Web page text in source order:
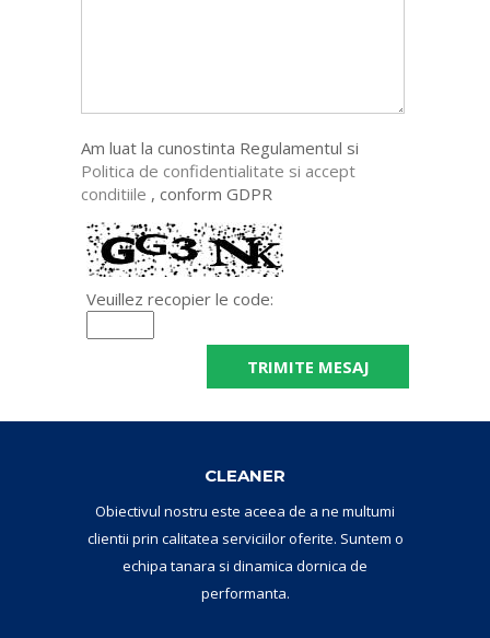
Am luat la cunostinta Regulamentul si
Politica de confidentialitate si accept
conditiile , conform GDPR
Veuillez recopier le code:
CLEANER
Obiectivul nostru este aceea de a ne multumi
clientii prin calitatea serviciilor oferite. Suntem o
echipa tanara si dinamica dornica de
performanta.